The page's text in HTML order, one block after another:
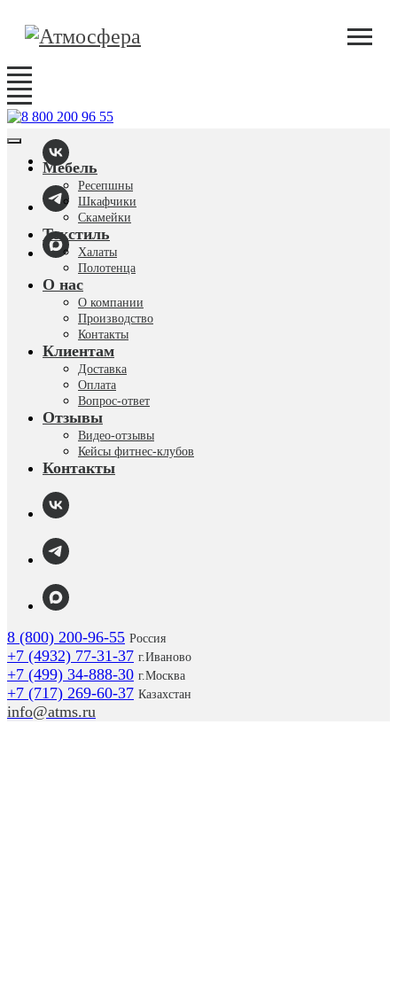
Мебель
Ресепшны
Шкафчики
Скамейки
Текстиль
Халаты
Полотенца
О нас
О компании
Производство
Контакты
Клиентам
Доставка
Оплата
Вопрос-ответ
Отзывы
Видео-отзывы
Кейсы фитнес-клубов
Контакты
8 (800) 200-96-55 Россия
+7 (4932) 77-31-37 г.Иваново
+7 (499) 34-888-30 г.Москва
+7 (717) 269-60-37 Казахстан
info@atms.ru